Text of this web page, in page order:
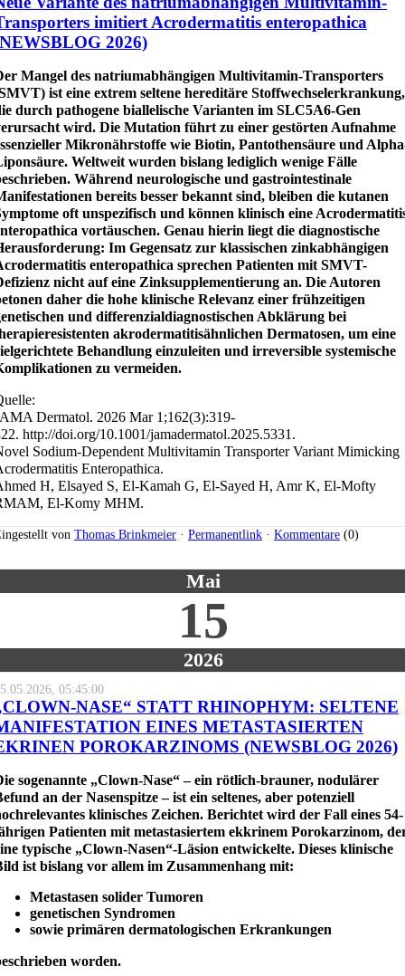
imitiert Acrodermatitis enteropathica
2026)
Mangel des natriumabhängigen Multivitamin-Transporters
ist eine extrem seltene hereditäre Stoffwechselerkrankung,
durch pathogene biallelische Varianten im SLC5A6-Gen
wird. Die Mutation führt zu einer gestörten Aufnahme
Mikronährstoffe wie Biotin, Pantothensäure und
Weltweit wurden bislang lediglich wenige Fälle
Während neurologische und gastrointestinale
bereits besser bekannt sind, bleiben die kutanen
oft unspezifisch und können klinisch eine
vortäuschen. Genau hierin liegt die diagnostische
Im Gegensatz zur klassischen zinkabhängigen
enteropathica sprechen Patienten mit SMVT-
nicht auf eine Zinksupplementierung an. Die Autoren
daher die hohe klinische Relevanz einer frühzeitigen
und differenzialdiagnostischen Abklärung bei
akrodermatitisähnlichen Dermatosen, um eine
Behandlung einzuleiten und irreversible systemische
zu vermeiden.
Dermatol. 2026 Mar 1;162(3):319-
http://doi.org/10.1001/jamadermatol.2025.5331.
Sodium-Dependent Multivitamin Transporter Variant Mimicking
Enteropathica.
H, Elsayed S, El-Kamah G, El-Sayed H, Amr K, El-Mofty
El-Komy MHM.
von Thomas Brinkmeier · Permanentlink · Kommentare (0)
Mai
15
2026
05:45:00
NASE“ STATT RHINOPHYM: SELTENE
EINES METASTASIERTEN
POROKARZINOMS (NEWSBLOG 2026)
sogenannte „Clown-Nase“ – ein rötlich-brauner, nodulärer
an der Nasenspitze – ist ein seltenes, aber potenziell
klinisches Zeichen. Berichtet wird der Fall eines 54-
Patienten mit metastasiertem ekkrinem Porokarzinom,
typische „Clown-Nasen“-Läsion entwickelte. Dieses klinische
ist bislang vor allem im Zusammenhang mit:
Metastasen solider Tumoren
genetischen Syndromen
sowie primären dermatologischen Erkrankungen
worden.